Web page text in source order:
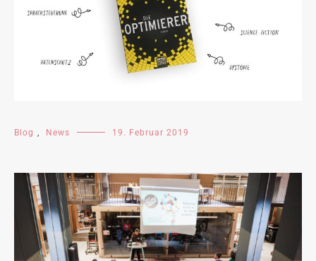
Blog , News 19. Februar 2019